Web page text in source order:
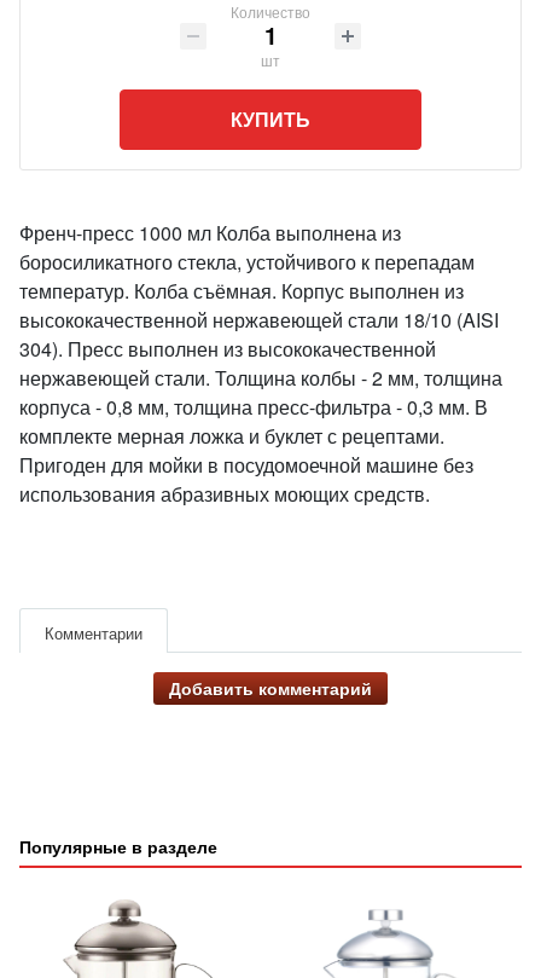
Количество
шт
КУПИТЬ
Френч-пресс 1000 мл Колба выполнена из
боросиликатного стекла, устойчивого к перепадам
температур. Колба съёмная. Корпус выполнен из
высококачественной нержавеющей стали 18/10 (AISI
304). Пресс выполнен из высококачественной
нержавеющей стали. Толщина колбы - 2 мм, толщина
корпуса - 0,8 мм, толщина пресс-фильтра - 0,3 мм. В
комплекте мерная ложка и буклет с рецептами.
Пригоден для мойки в посудомоечной машине без
использования абразивных моющих средств.
Комментарии
Добавить комментарий
Популярные в разделе